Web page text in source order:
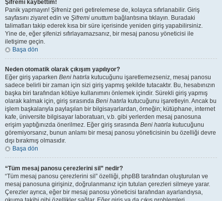
Şifremi kaybettim!
Panik yapmayın! Şifreniz geri getirelemese de, kolayca sıfırlanabilir. Giriş
sayfasını ziyaret edin ve Şifremi unuttum bağlantısına tıklayın. Buradaki
talimatları takip ederek kısa bir süre içerisinde yeniden giriş yapabilirsiniz.
Yine de, eğer şifenizi sıfırlayamazsanız, bir mesaj panosu yöneticisi ile
iletişime geçin.
Başa dön
Neden otomatik olarak çıkışım yapılıyor?
Eğer giriş yaparken Beni hatırla kutucuğunu işaretlemezseniz, mesaj panosu
sadece belirli bir zaman için sizi giriş yapmış şekilde tutacaktır. Bu, hesabınızın
başka biri tarafından kötüye kullanımını önlemek içindir. Sürekli giriş yapmış
olarak kalmak için, giriş sırasında Beni hatırla kutucuğunu işaretleyin. Ancak bu
işlem başkalarıyla paylaşılan bir bilgisayarlardan, örneğin; kütüphane, internet
kafe, üniversite bilgisayar laboratuarı, v.b. gibi yerlerden mesaj panosuna
erişim yaptığınızda önerilmez. Eğer giriş sırasında Beni hatırla kutucuğunu
göremiyorsanız, bunun anlamı bir mesaj panosu yöneticisinin bu özelliği devre
dışı bırakmış olmasıdır.
Başa dön
“Tüm mesaj panosu çerezlerini sil” nedir?
“Tüm mesaj panosu çerezlerini sil” özelliği, phpBB tarafından oluşturulan ve
mesaj panosuna girişiniz, doğrulanmanız için tutulan çerezleri silmeye yarar.
Çerezler ayrıca, eğer bir mesaj panosu yöneticisi tarafından ayarlandıysa,